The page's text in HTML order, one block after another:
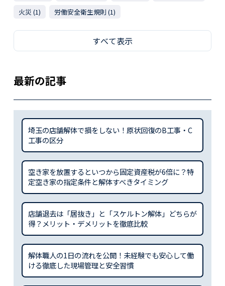
火災 (1) 労働安全衛生規則 (1)
すべて表示
最新の記事
埼玉の店舗解体で損をしない！原状回復のB工事・C
工事の区分
空き家を放置するといつから固定資産税が6倍に？特
定空き家の指定条件と解体すべきタイミング
店舗退去は「居抜き」と「スケルトン解体」どちらが
得？メリット・デメリットを徹底比較
解体職人の1日の流れを公開！未経験でも安心して働
ける徹底した現場管理と安全習慣